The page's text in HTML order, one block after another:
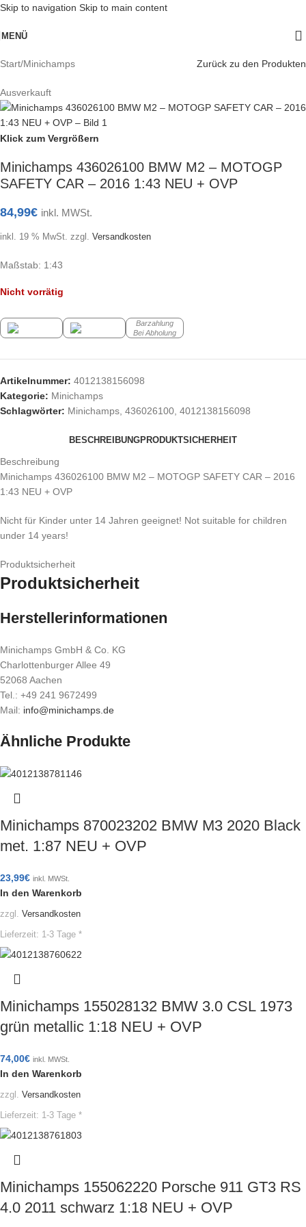
Skip to navigation Skip to main content
MENÜ
Start/Minichamps Zurück zu den Produkten
Ausverkauft
Klick zum Vergrößern
Minichamps 436026100 BMW M2 – MOTOGP
SAFETY CAR – 2016 1:43 NEU + OVP
84,99€ inkl. MWSt.
inkl. 19 % MwSt. zzgl. Versandkosten
Maßstab: 1:43
Nicht vorrätig
Barzahlung
Bei Abholung
Artikelnummer: 4012138156098
Kategorie: Minichamps
Schlagwörter: Minichamps 436026100 4012138156098
BESCHREIBUNGPRODUKTSICHERHEIT
Beschreibung
Minichamps 436026100 BMW M2 – MOTOGP SAFETY CAR – 2016
1:43 NEU + OVP
Nicht für Kinder unter 14 Jahren geeignet! Not suitable for children
under 14 years!
Produktsicherheit
Produktsicherheit
Herstellerinformationen
Minichamps GmbH & Co. KG
Charlottenburger Allee 49
52068 Aachen
Tel.: +49 241 9672499
Mail: info@minichamps.de
Ähnliche Produkte
Minichamps 870023202 BMW M3 2020 Black
met. 1:87 NEU + OVP
23,99€ inkl. MWSt.
In den Warenkorb
zzgl. Versandkosten
Lieferzeit: 1-3 Tage *
Minichamps 155028132 BMW 3.0 CSL 1973
grün metallic 1:18 NEU + OVP
74,00€ inkl. MWSt.
In den Warenkorb
zzgl. Versandkosten
Lieferzeit: 1-3 Tage *
Minichamps 155062220 Porsche 911 GT3 RS
4.0 2011 schwarz 1:18 NEU + OVP